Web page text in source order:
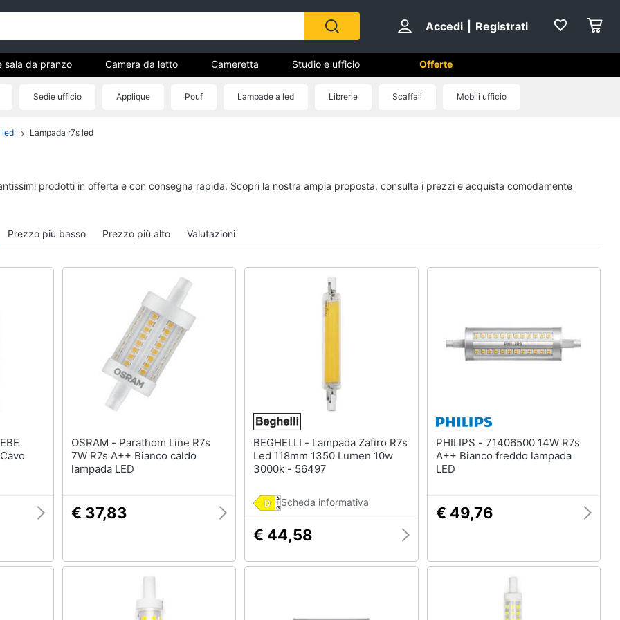
Accedi Registrati
Cucina e sala da pranzo
Vedi tutti Vedi tutti Vedi tutti
Vasca da bagno
Piatto doccia
Tessili
Tende da sole
Materasso matrimoniale
Copridivano
Illuminazione
Philips illuminazione selction
Lampadari moderni
Arredamento da esterno
Casette in legno
sala da pranzo Camera da letto Cameretta Studio e ufficio Offerte
Sedie ufficio Applique Pouf Lampade a led Librerie Scaffali Mobili ufficio
led Lampada r7s led
prodotti in offerta e con consegna rapida. Scopri la nostra ampia proposta, consulta i prezzi e acquista comodamente
Prezzo più basso Prezzo più alto Valutazioni
OSRAM - Parathom Line R7s
7W R7s A++ Bianco caldo
lampada LED
€ 37,83
BEGHELLI - Lampada Zafiro R7s
Led 118mm 1350 Lumen 10w
3000k - 56497
Scheda informativa
€ 44,58
PHILIPS - 71406500 14W R7s
A++ Bianco freddo lampada
LED
€ 49,76